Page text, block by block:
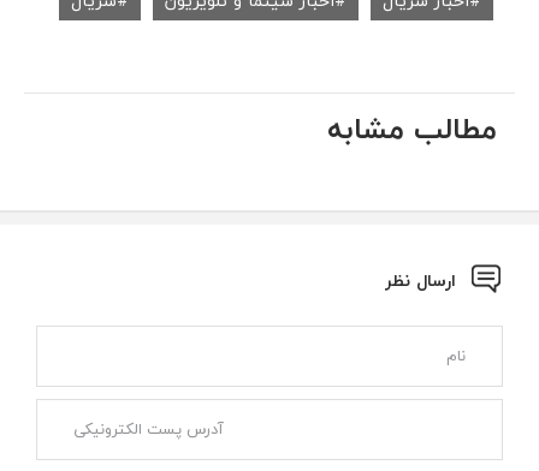
مطالب مشابه
ارسال نظر